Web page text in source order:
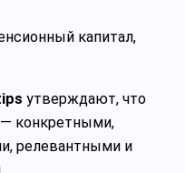
капитал,
утверждают, что
конкретными,
релевантными и